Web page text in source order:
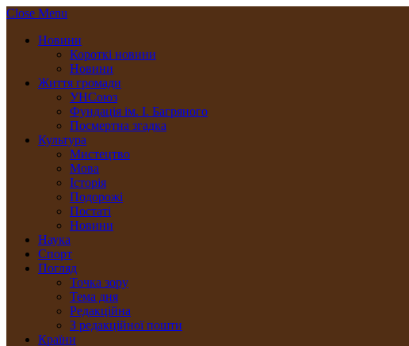
Close Menu
Новини
Короткі новини
Новини
Життя громади
УНСоюз
Фундація ім. І. Багряного
Посмертна згадка
Культура
Мистецтво
Мова
Історія
Подорожі
Постаті
Новини
Наука
Спорт
Погляд
Точка зору
Тема дня
Редакційна
З редакційної пошти
Країни